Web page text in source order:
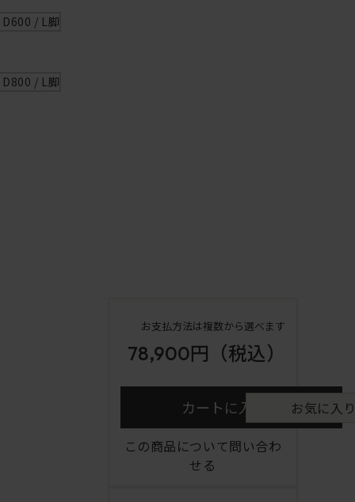
/ L脚
/ L脚
お支払方法は複数から選べます
78,900円 （税込）
カートに入れる お気に入
この商品について問い合わ
せる